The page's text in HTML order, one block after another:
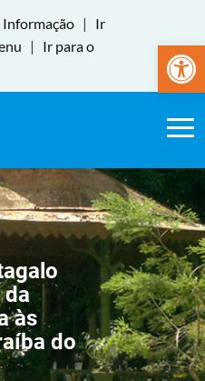
Abrir
Informação |
Ir
|
Ir para o
da
às
do